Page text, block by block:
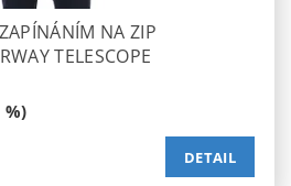
NA ZIP
TELESCOPE
%)
DETAIL